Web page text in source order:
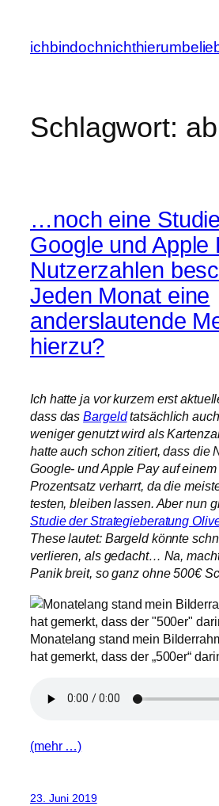
springen
Schlagwort:
…noch eine
Google und Apple
Nutzerzahlen
Jeden Monat eine
anderslautende
hierzu?
Ich hatte ja vor kurzem erst
dass dasBargeldtatsächlich
weniger genutzt wird als
hatte auch schon zitiert, dass die
Google- und Apple Pay auf
Prozentsatz verharrt, da die
testen, bleiben lassen. Aber nun
Studie der Strategieberatung
These lautet: Bargeld könnte
verlieren, als gedacht… Na,
Panik breit, so ganz ohne 500€
Monatelang stand mein
hat gemerkt, dass der „500er“
(mehr …)
23. Juni 2019